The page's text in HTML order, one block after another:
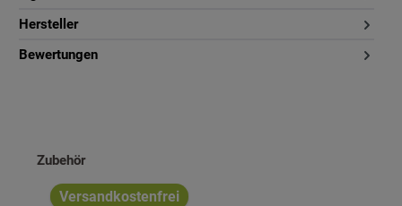
Hersteller
Bewertungen
Produktgalerie überspringen
Zubehör
Versandkostenfrei